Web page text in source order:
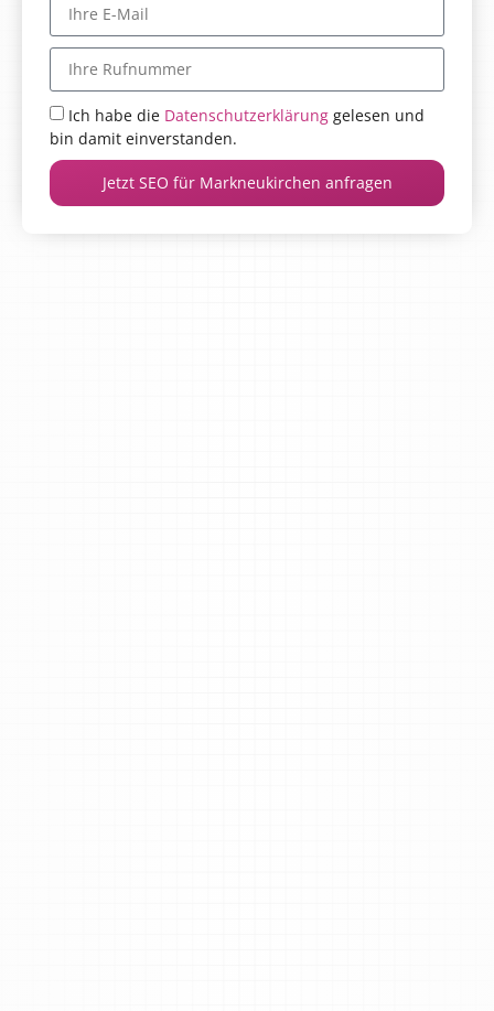
Ich habe die Datenschutzerklärung gelesen und
bin damit einverstanden.
Jetzt SEO für Markneukirchen anfragen